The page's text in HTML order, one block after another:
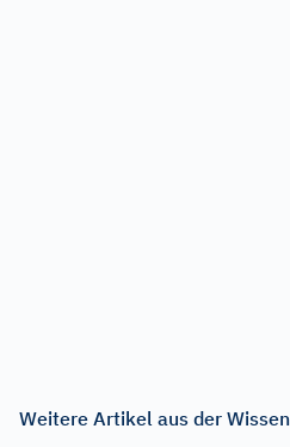
Weitere Artikel aus der